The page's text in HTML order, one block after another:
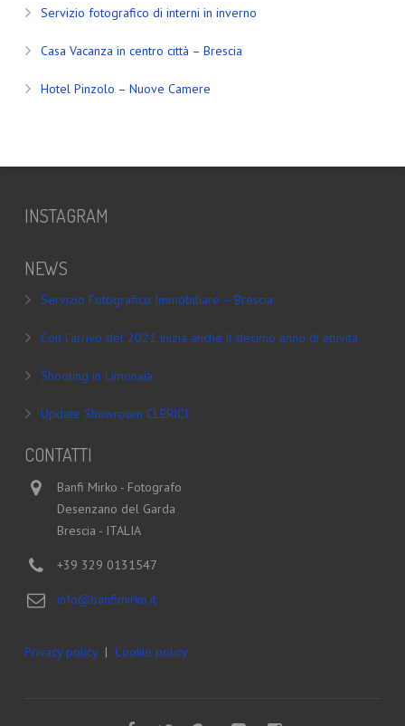
Servizio fotografico di interni in inverno
Casa Vacanza in centro città – Brescia
Hotel Pinzolo – Nuove Camere
INSTAGRAM
NEWS
Servizio Fotografico Immobiliare – Brescia
Con l’arrivo del 2021 inizia anche il decimo anno di attività
Shooting in Limonaia
Update Showroom CLERICI
CONTATTI
Banfi Mirko - Fotografo
Desenzano del Garda
Brescia - ITALIA
+39 329 0131547
info@banfimirko.it
Privacy policy| Cookie policy